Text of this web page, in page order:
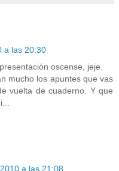
a las 20:30
oscense, jeje.
mucho los apuntes que vas
vuelta de cuaderno. Y que
a las 21:08